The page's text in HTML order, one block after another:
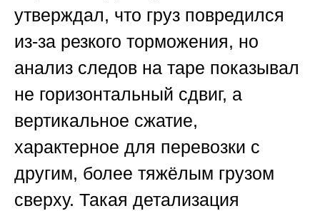
утверждал, что груз повредился
из-за резкого торможения, но
анализ следов на таре показывал
не горизонтальный сдвиг, а
вертикальное сжатие,
характерное для перевозки с
другим, более тяжёлым грузом
сверху. Такая детализация